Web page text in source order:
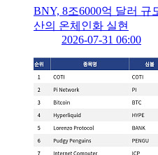
BNY, 8조6000억 달러 규
산의 온체인화 실현
2026-07-31 06:00